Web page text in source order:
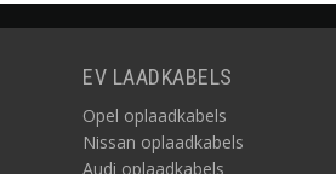
EV LAADKABELS
Opel oplaadkabels
Nissan oplaadkabels
Audi oplaadkabels